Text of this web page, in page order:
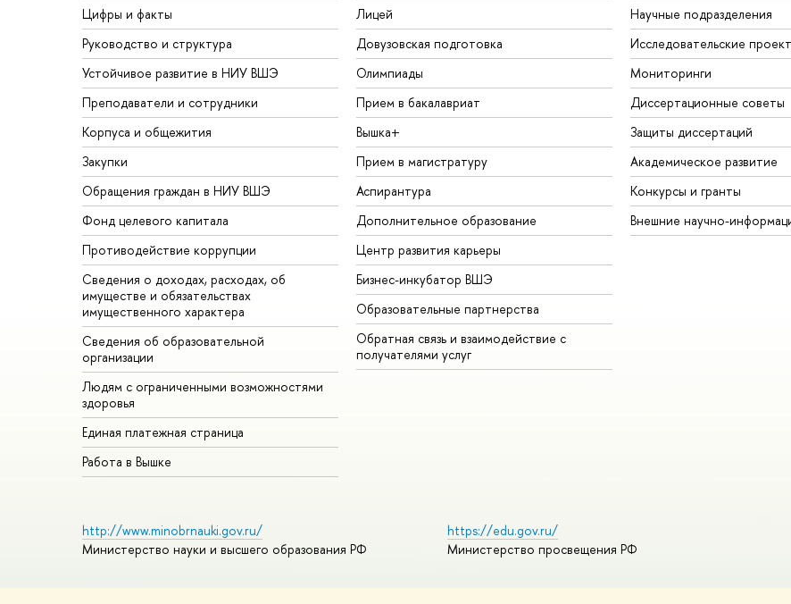
Цифры и факты
Руководство и структура
Устойчивое развитие в НИУ ВШЭ
Преподаватели и сотрудники
Корпуса и общежития
Закупки
Обращения граждан в НИУ ВШЭ
Фонд целевого капитала
Противодействие коррупции
Сведения о доходах, расходах, об
имуществе и обязательствах
имущественного характера
Сведения об образовательной
организации
Людям с ограниченными возможностями
здоровья
Единая платежная страница
Работа в Вышке
Лицей
Довузовская подготовка
Олимпиады
Прием в бакалавриат
Вышка+
Прием в магистратуру
Аспирантура
Дополнительное образование
Центр развития карьеры
Бизнес-инкубатор ВШЭ
Образовательные партнерства
Обратная связь и взаимодействие с
получателями услуг
Научные подразделения
Исследовательские
Мониторинги
Диссертационные советы
Защиты диссертаций
Академическое развитие
Конкурсы и гранты
Внешние научно-
http://www.minobrnauki.gov.ru/
Министерство науки и высшего образования РФ
https://edu.gov.ru/
Министерство просвещения РФ